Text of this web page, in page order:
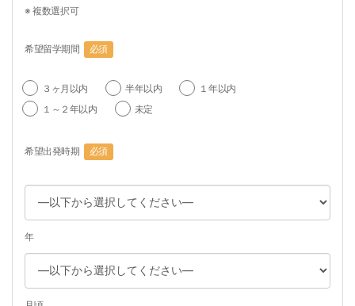
※ 複数選択可
希望留学期間 必須
３ヶ月以内 半年以内
１年以内
１～２年以内
未定
希望出発時期 必須
年